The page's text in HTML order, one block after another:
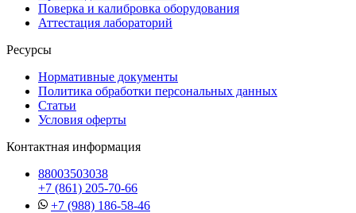
Поверка и калибровка оборудования
Аттестация лабораторий
Ресурсы
Нормативные документы
Политика обработки персональных данных
Статьи
Условия оферты
Контактная информация
88003503038
+7 (861) 205-70-66
+7 (988) 186-58-46